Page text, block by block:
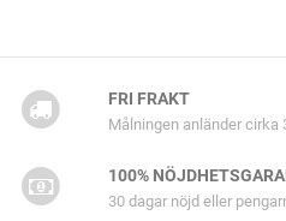
FRI FRAKT
Målningen anländer cirka
100%
30 dagar nöjd eller